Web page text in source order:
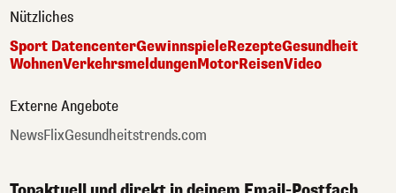
Nützliches
Sport DatencenterGewinnspieleRezepteGesundheit
WohnenVerkehrsmeldungenMotorReisenVideo
Externe Angebote
NewsFlixGesundheitstrends.com